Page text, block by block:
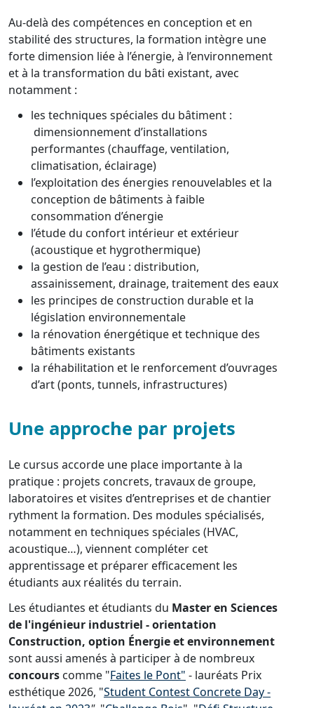
Au-delà des compétences en conception et en
stabilité des structures, la formation intègre une
forte dimension liée à l’énergie, à l’environnement
et à la transformation du bâti existant, avec
notamment :
les techniques spéciales du bâtiment :
dimensionnement d’installations
performantes (chauffage, ventilation,
climatisation, éclairage)
l’exploitation des énergies renouvelables et la
conception de bâtiments à faible
consommation d’énergie
l’étude du confort intérieur et extérieur
(acoustique et hygrothermique)
la gestion de l’eau : distribution,
assainissement, drainage, traitement des eaux
les principes de construction durable et la
législation environnementale
la rénovation énergétique et technique des
bâtiments existants
la réhabilitation et le renforcement d’ouvrages
d’art (ponts, tunnels, infrastructures)
Une approche par projets
Le cursus accorde une place importante à la
pratique : projets concrets, travaux de groupe,
laboratoires et visites d’entreprises et de chantier
rythment la formation. Des modules spécialisés,
notamment en techniques spéciales (HVAC,
acoustique…), viennent compléter cet
apprentissage et préparer efficacement les
étudiants aux réalités du terrain.
Les étudiantes et étudiants du Master en Sciences
de l'ingénieur industriel - orientation
Construction, option Énergie et environnement
sont aussi amenés à participer à de nombreux
concours comme "Faites le Pont" - lauréats Prix
esthétique 2026, "Student Contest Concrete Day -